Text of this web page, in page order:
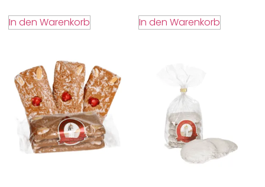
In den Warenkorb In den Warenkorb